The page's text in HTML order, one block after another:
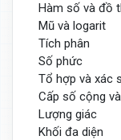
Hàm số và đồ
Mũ và logarit
Tích phân
Số phức
Tổ hợp và xác
Cấp số cộng
Lượng giác
Khối đa diện